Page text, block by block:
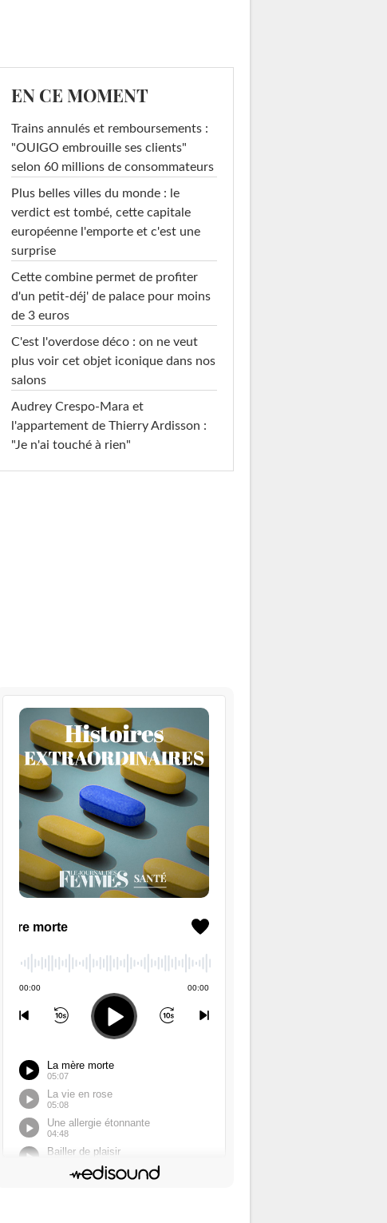
EN CE MOMENT
Trains annulés et remboursements :
"OUIGO embrouille ses clients"
selon 60 millions de consommateurs
Plus belles villes du monde : le
verdict est tombé, cette capitale
européenne l'emporte et c'est une
surprise
Cette combine permet de profiter
d'un petit-déj' de palace pour moins
de 3 euros
C'est l'overdose déco : on ne veut
plus voir cet objet iconique dans nos
salons
Audrey Crespo-Mara et
l'appartement de Thierry Ardisson :
"Je n'ai touché à rien"